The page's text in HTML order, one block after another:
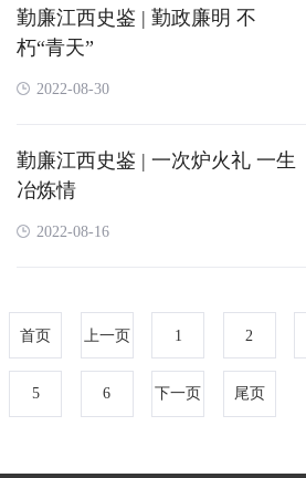
勤廉江西史鉴 | 勤政廉明 不
朽“青天”
2022-08-30
勤廉江西史鉴 | 一次炉火礼 一生
冶炼情
2022-08-16
首页 上一页 1 2
5 6 下一页 尾页